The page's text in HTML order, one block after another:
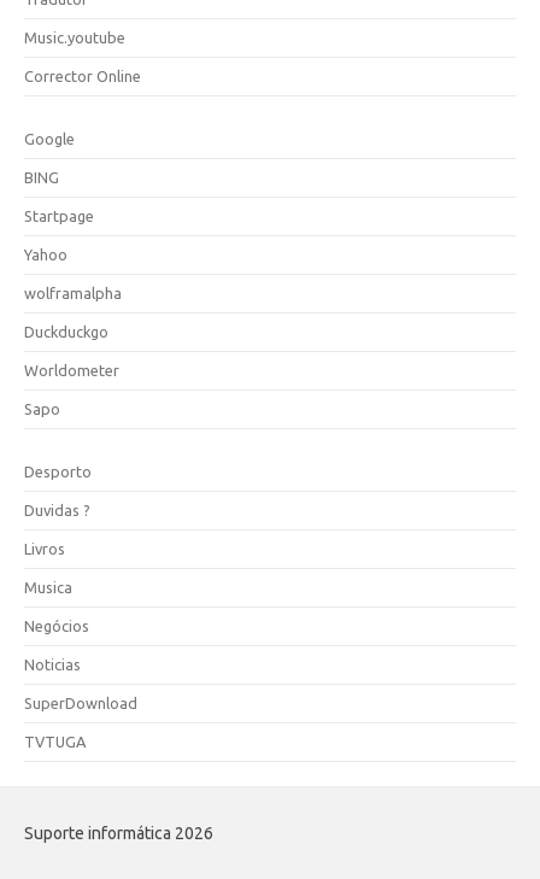
Music.youtube
Corrector Online
Google
BING
Startpage
Yahoo
wolframalpha
Duckduckgo
Worldometer
Sapo
Desporto
Duvidas ?
Livros
Musica
Negócios
Noticias
SuperDownload
TVTUGA
Suporte informática 2026